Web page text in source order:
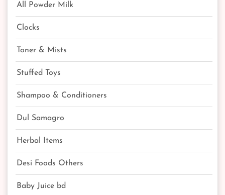
All Powder Milk
Clocks
Toner & Mists
Stuffed Toys
Shampoo & Conditioners
Dul Samagro
Herbal Items
Desi Foods Others
Baby Juice bd